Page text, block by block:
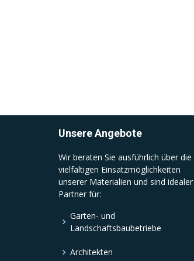
Unsere Angebote
Wir beraten Sie ausführlich über die
vielfältigen Einsatzmöglichkeiten
unserer Materialien und sind idealer
Partner für:
Garten- und
Landschaftsbaubetriebe
Architekten